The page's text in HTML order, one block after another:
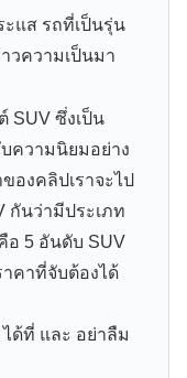
ะแส รถที่เป็นรุ่น
วความเป็นมา
SUV ซึ่งเป็น
ความนิยมอย่าง
องคลิปเราจะไป
กันว่ามีประเภท
อ 5 อันดับ SUV
คาที่จับต้องได้
ด้ที่ และ อย่าลืม